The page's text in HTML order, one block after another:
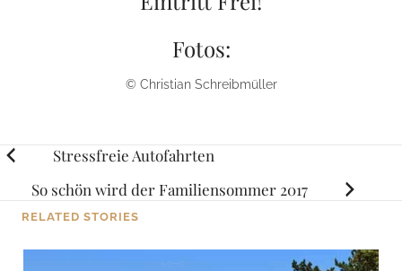
Fotos:
© Christian Schreibmüller
Posts
navigation
Stressfreie Autofahrten
So schön wird der Familiensommer 2017
RELATED STORIES